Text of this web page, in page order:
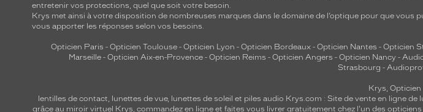
entretenir vos protections, quel que soit votre besoin.
Krys met ainsi à votre disposition de nombreuses marques dans le domaine de l’optique pour que
vous apporter les réponses selon vos besoins.
Opticien Paris - Opticien Toulouse - Opticien Lyon - Opticien Bordeaux - Opticien Nantes - Opticien
Marseille - Opticien Aix-en-Provence - Opticien Reims - Opticien Angers - Opticien Nancy -
Strasbourg -
Krys, Opticien
lentilles de contact, lunettes de vue, lunettes de soleil et piles audio Krys.com : Site de vente en ligne de
grâce au miroir virtuel Krys, commandez en ligne et faites vous livrer gratuitement chez l'un des